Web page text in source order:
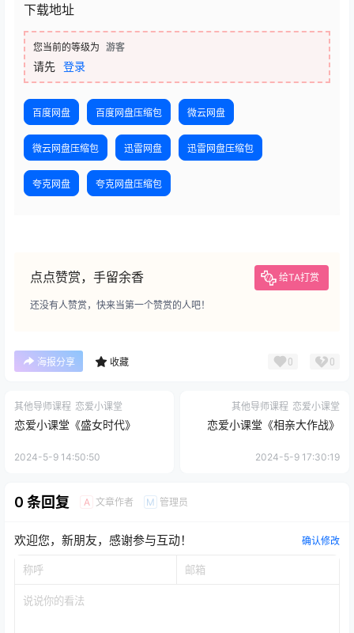
下载地址
您当前的等级为 游客
请先 登录
百度网盘 百度网盘压缩包 微云网盘
微云网盘压缩包 迅雷网盘 迅雷网盘压缩包
夸克网盘 夸克网盘压缩包
点点赞赏，手留余香 给TA打赏
还没有人赞赏，快来当第一个赞赏的人吧！
海报分享 收藏 0 0
其他导师课程 恋爱小课堂
恋爱小课堂《盛女时代》
2024-5-9 14:50:50
其他导师课程 恋爱小课堂
恋爱小课堂《相亲大作战》
2024-5-9 17:30:19
0 条回复 A 文章作者 M 管理员
欢迎您，新朋友，感谢参与互动！ 确认修改